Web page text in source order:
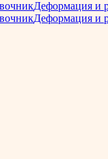
Деформация и
Деформация и